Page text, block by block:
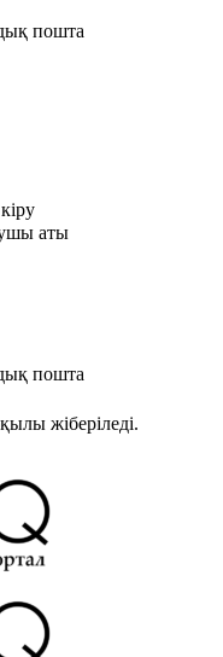
пошта
аты
пошта
жіберіледі.